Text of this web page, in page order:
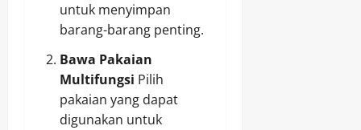
untuk menyimpan
barang-barang penting.
Bawa Pakaian
Multifungsi Pilih
pakaian yang dapat
digunakan untuk